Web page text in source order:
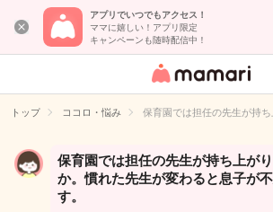
アプリでいつでもアクセス！
ママに嬉しい！アプリ限定
キャンペーンも随時配信中！
女性専用匿名QA
イト
トップ ココロ・悩み 保育園では担任の先生が持
保育園では担任の先生が持ち上が
か。慣れた先生が変わると息子が
す。